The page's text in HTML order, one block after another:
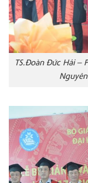
TS.Đoàn Đức Hải –